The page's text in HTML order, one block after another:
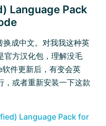
Language Pack
成中文。对我我这种英
官方汉化包，理解没毛
件更新后，有变会英
，或者重新安装一下这款
Language Pack for